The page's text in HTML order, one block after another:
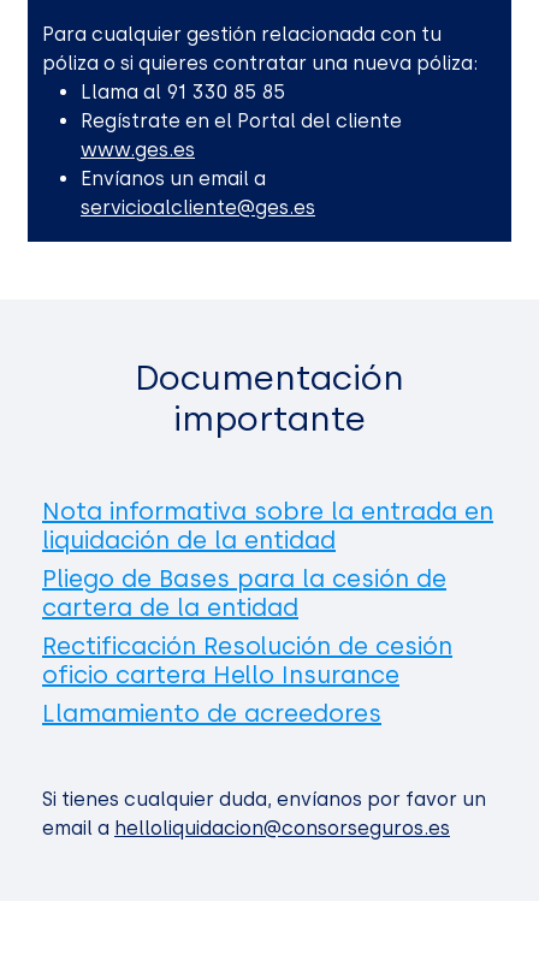
Para cualquier gestión relacionada con tu
póliza o si quieres contratar una nueva póliza:
Llama al 91 330 85 85
Regístrate en el Portal del cliente
www.ges.es
Envíanos un email a
servicioalcliente@ges.es
Documentación
importante
Nota informativa sobre la entrada en
liquidación de la entidad
Pliego de Bases para la cesión de
cartera de la entidad
Rectificación Resolución de cesión
oficio cartera Hello Insurance
Llamamiento de acreedores
Si tienes cualquier duda, envíanos por favor un
email a helloliquidacion@consorseguros.es